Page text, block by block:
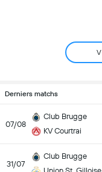
V
Derniers matchs
07/08
Club Brugge
KV Courtrai
31/07
Club Brugge